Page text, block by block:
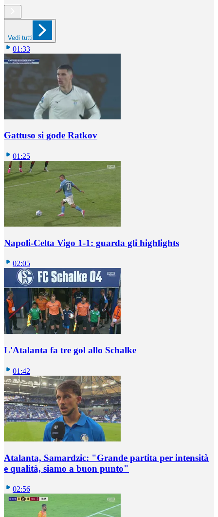
Vedi tutti
01:33
Gattuso si gode Ratkov
01:25
Napoli-Celta Vigo 1-1: guarda gli highlights
02:05
L'Atalanta fa tre gol allo Schalke
01:42
Atalanta, Samardzic: "Grande partita per intensità
e qualità, siamo a buon punto"
02:56